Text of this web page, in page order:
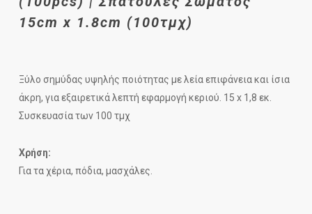
15cm x 1.8cm (100τμχ)
Ξύλο σημύδας υψηλής ποιότητας με λεία επιφάνεια και ίσια
άκρη, για εξαιρετικά λεπτή εφαρμογή κεριού. 15 x 1,8 εκ.
Συσκευασία των 100 τμχ
Χρήση:
Για τα χέρια, πόδια, μασχάλες.